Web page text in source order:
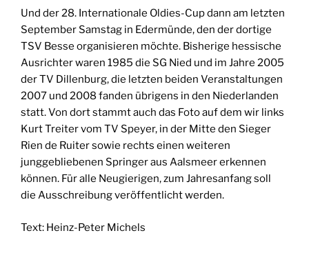
Und der 28. Internationale Oldies-Cup dann am letzten
September Samstag in Edermünde, den der dortige
TSV Besse organisieren möchte. Bisherige hessische
Ausrichter waren 1985 die SG Nied und im Jahre 2005
der TV Dillenburg, die letzten beiden Veranstaltungen
2007 und 2008 fanden übrigens in den Niederlanden
statt. Von dort stammt auch das Foto auf dem wir links
Kurt Treiter vom TV Speyer, in der Mitte den Sieger
Rien de Ruiter sowie rechts einen weiteren
junggebliebenen Springer aus Aalsmeer erkennen
können. Für alle Neugierigen, zum Jahresanfang soll
die Ausschreibung veröffentlicht werden.
Text: Heinz-Peter Michels